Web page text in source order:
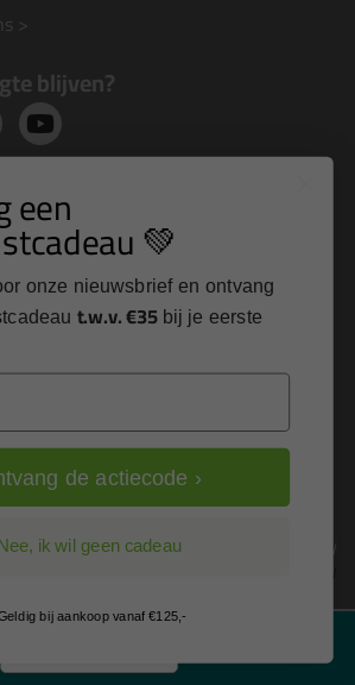
>
blijven?
deals rechtstreeks in je
Inschrijven
Alle prijzen zijn in EURO en excl. 21% BTW
een
💚
onze nieuwsbrief en ontvang
t.w.v. €35 bij je eerste
de actiecode ›
Nee, ik wil geen cadeau
bij aankoop vanaf €125,-